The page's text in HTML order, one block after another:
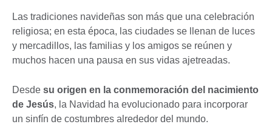
Las tradiciones navideñas son más que una celebración
religiosa; en esta época, las ciudades se llenan de luces
y mercadillos, las familias y los amigos se reúnen y
muchos hacen una pausa en sus vidas ajetreadas.
Desde su origen en la conmemoración del nacimiento
de Jesús, la Navidad ha evolucionado para incorporar
un sinfín de costumbres alrededor del mundo.